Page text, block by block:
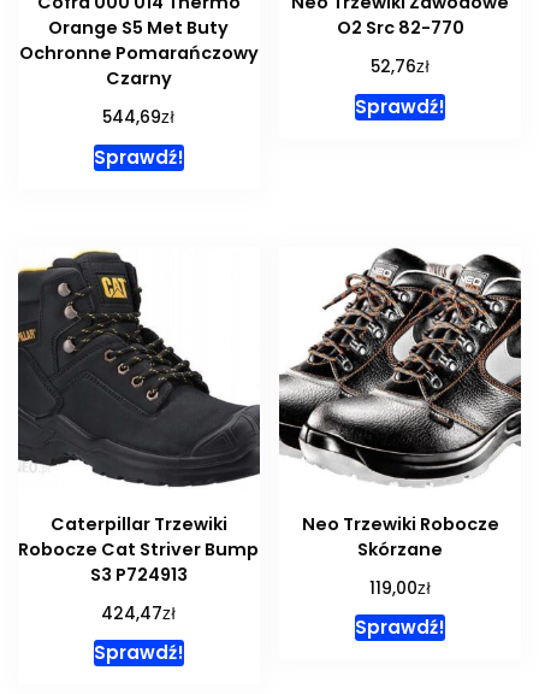
Orange S5 Met Buty
Ochronne Pomarańczowy
Czarny
544,69zł
Sprawdź!
O2 Src 82-770
52,76zł
Sprawdź!
Caterpillar Trzewiki
Robocze Cat Striver Bump
S3 P724913
424,47zł
Sprawdź!
Neo Trzewiki Robocze
Skórzane
119,00zł
Sprawdź!